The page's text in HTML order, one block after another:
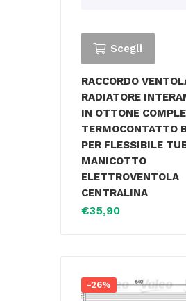
Scegli
RACCORDO
RADIATORE
IN OTTONE
TERMOCONTATTO
PER FLESSIBILE
MANICOTTO
ELETTROVENTOLA
CENTRALINA
€35,90
-26%